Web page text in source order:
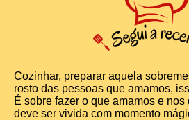
Cozinhar, preparar aquela
rosto das pessoas que amamos,
É sobre fazer o que amamos e
deve ser vivida com momento